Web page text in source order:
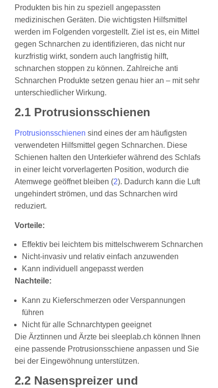
Produkten bis hin zu speziell angepassten
medizinischen Geräten. Die wichtigsten Hilfsmittel
werden im Folgenden vorgestellt. Ziel ist es, ein Mittel
gegen Schnarchen zu identifizieren, das nicht nur
kurzfristig wirkt, sondern auch langfristig hilft,
schnarchen stoppen zu können. Zahlreiche anti
Schnarchen Produkte setzen genau hier an – mit sehr
unterschiedlicher Wirkung.
2.1 Protrusionsschienen
Protrusionsschienen sind eines der am häufigsten
verwendeten Hilfsmittel gegen Schnarchen. Diese
Schienen halten den Unterkiefer während des Schlafs
in einer leicht vorverlagerten Position, wodurch die
Atemwege geöffnet bleiben (2). Dadurch kann die Luft
ungehindert strömen, und das Schnarchen wird
reduziert.
Vorteile:
Effektiv bei leichtem bis mittelschwerem Schnarchen
Nicht-invasiv und relativ einfach anzuwenden
Kann individuell angepasst werden
Nachteile:
Kann zu Kieferschmerzen oder Verspannungen
führen
Nicht für alle Schnarchtypen geeignet
Die Ärztinnen und Ärzte bei sleeplab.ch können Ihnen
eine passende Protrusionsschiene anpassen und Sie
bei der Eingewöhnung unterstützen.
2.2 Nasenspreizer und